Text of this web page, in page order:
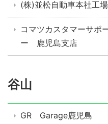
(株)並松自動車本社工場
コマツカスタマーサポ
ー 鹿児島支店
谷山
GR Garage鹿児島